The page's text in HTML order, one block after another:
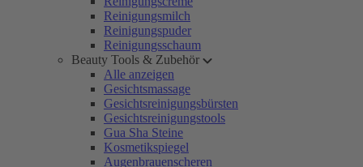
Reinigungsmilch
Reinigungspuder
Reinigungsschaum
Beauty Tools & Zubehör
Alle anzeigen
Gesichtsmassage
Gesichtsreinigungsbürsten
Gesichtsreinigungstools
Gua Sha Steine
Kosmetikspiegel
Augenbrauenscheren